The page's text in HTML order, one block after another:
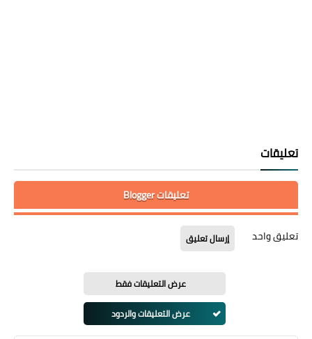
تعليقات
تعليقات Blogger
تعليق واحد إرسال تعليق
عرض التعليقات فقط
عرض التعليقات والردود